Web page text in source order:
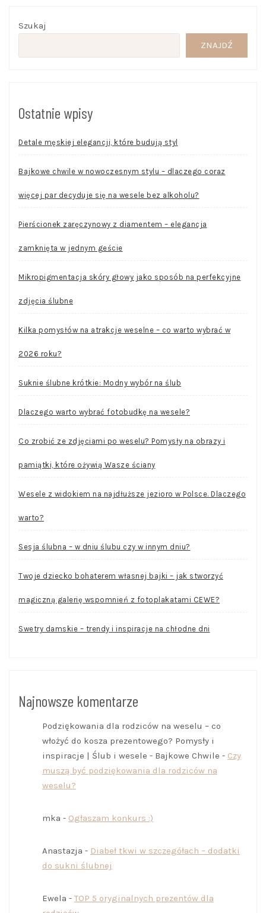
Szukaj
ZNAJDŹ
Ostatnie wpisy
Detale męskiej elegancji, które budują styl
Bajkowe chwile w nowoczesnym stylu – dlaczego coraz
więcej par decyduje się na wesele bez alkoholu?
Pierścionek zaręczynowy z diamentem – elegancja
zamknięta w jednym geście
Mikropigmentacja skóry głowy jako sposób na perfekcyjne
zdjęcia ślubne
Kilka pomysłów na atrakcje weselne – co warto wybrać w
2026 roku?
Suknie ślubne krótkie: Modny wybór na ślub
Dlaczego warto wybrać fotobudkę na wesele?
Co zrobić ze zdjęciami po weselu? Pomysły na obrazy i
pamiątki, które ożywią Wasze ściany
Wesele z widokiem na najdłuższe jezioro w Polsce. Dlaczego
warto?
Sesja ślubna – w dniu ślubu czy w innym dniu?
Twoje dziecko bohaterem własnej bajki – jak stworzyć
magiczną galerię wspomnień z fotoplakatami CEWE?
Swetry damskie – trendy i inspiracje na chłodne dni
Najnowsze komentarze
Podziękowania dla rodziców na weselu – co
włożyć do kosza prezentowego? Pomysły i
inspiracje | Ślub i wesele - Bajkowe Chwile - Czy
muszą być podziękowania dla rodziców na
weselu?
mka - Ogłaszam konkurs :)
Anastazja - Diabeł tkwi w szczegółach – dodatki
do sukni ślubnej
Ewela -TOP 5 oryginalnych prezentów dla